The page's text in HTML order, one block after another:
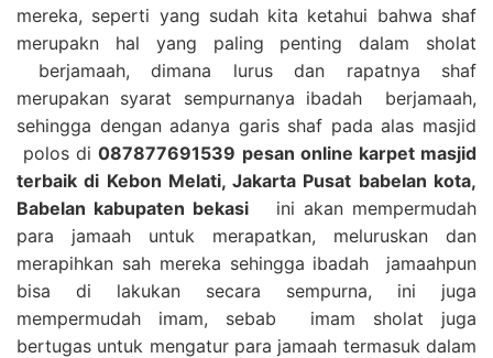
mereka, seperti yang sudah kita ketahui bahwa shaf
merupakn hal yang paling penting dalam sholat
berjamaah, dimana lurus dan rapatnya shaf
merupakan syarat sempurnanya ibadah berjamaah,
sehingga dengan adanya garis shaf pada alas masjid
polos di087877691539 pesan online karpet masjid
terbaik di Kebon Melati, Jakarta Pusat babelan kota,
Babelan kabupaten bekasi ini akan mempermudah
para jamaah untuk merapatkan, meluruskan dan
merapihkan sah mereka sehingga ibadah jamaahpun
bisa di lakukan secara sempurna, ini juga
mempermudah imam, sebab imam sholat juga
bertugas untuk mengatur para jamaah termasuk dalam